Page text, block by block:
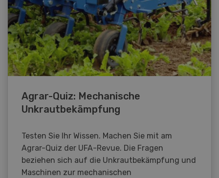
Agrar-Quiz: Mechanische
Unkrautbekämpfung
Testen Sie Ihr Wissen. Machen Sie mit am
Agrar-Quiz der UFA-Revue. Die Fragen
beziehen sich auf die Unkrautbekämpfung und
Maschinen zur mechanischen